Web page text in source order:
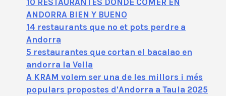
ANDORRA BIEN Y BUENO
14 restaurants que no et pots perdre a
Andorra
5 restaurantes que cortan el bacalao en
andorra la Vella
A KRAM volem ser una de les millors i més
populars propostes d'Andorra a Taula 2025